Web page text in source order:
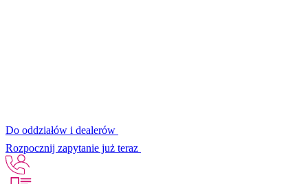
Do oddziałów i dealerów
Rozpocznij zapytanie już teraz